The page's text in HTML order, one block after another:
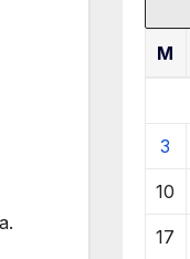
M
3
10
17